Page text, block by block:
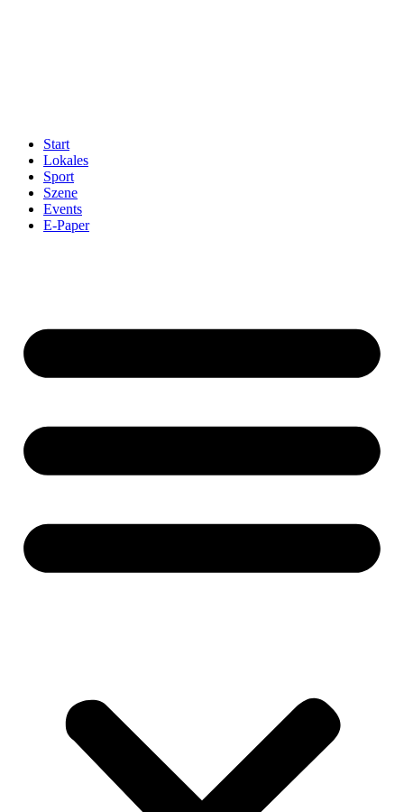
Start
Lokales
Sport
Szene
Events
E-Paper